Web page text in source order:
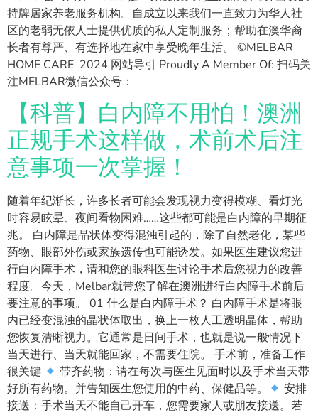
持牌居家养老服务机构。自成立以来我们一直致力为华人社
区的老弱无依人士提供优质的私人定制服务；帮助在澳华裔
长者有尊严、有选择地在家中享受晚年生活。 ©MELBAR
HOME CARE 2024 网站导引 Proudly A Member Of: 扫码关
注MELBAR微信公众号：
【科普】白内障不用怕！澳洲
正规手术这样做，术前术后注
意事项一次掌握！
随着年纪渐长，许多长者可能会发现视力变得模糊、看灯光
时容易眩晕、夜间看物困难……这些都可能是白内障的早期征
兆。 白内障是晶状体变得混浊引起的，除了自然老化，某些
药物、眼部外伤或家族遗传也可能诱发。如果医生建议您进
行白内障手术，请和您的眼科医生讨论手术后您视力的改善
程度。今天，Melbar就带您了解在澳洲进行白内障手术前后
要注意的事项。 01 什么是白内障手术？ 白内障手术是将眼
内已经变混浊的晶状体取出，换上一枚人工透明晶体，帮助
您恢复清晰视力。它通常是日间手术，也就是说一般情况下
当天进行、当天就能回家，不需要住院。 手术前，准备工作
很关键
带齐药物：请在每次与医生见面时以及手术当天带
好所有药物。并告知医生您使用的中药、保健品等。
安排
接送：手术当天不能自己开车，您需要家人或朋友接送。若